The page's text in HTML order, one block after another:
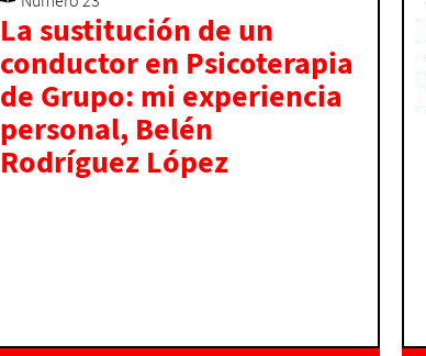
La sustitución de un
conductor en Psicoterapia
de Grupo: mi experiencia
personal, Belén
Rodríguez López